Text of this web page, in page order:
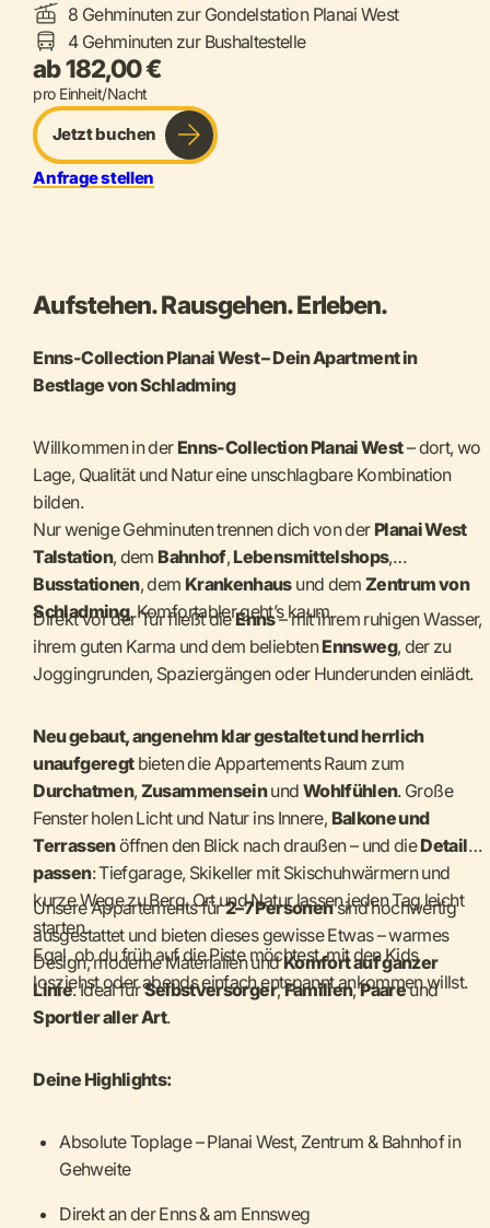
8 Gehminuten zur Gondelstation Planai West
4 Gehminuten zur Bushaltestelle
ab 182,00 €
pro Einheit/Nacht
Jetzt buchen
Anfrage stellen
Aufstehen. Rausgehen. Erleben.
Enns-Collection Planai West – Dein Apartment in
Bestlage von Schladming
Willkommen in der Enns-Collection Planai West– dort, wo
Lage, Qualität und Natur eine unschlagbare Kombination
bilden.
Nur wenige Gehminuten trennen dich von der Planai West
Talstation, dem Bahnhof, Lebensmittelshops,
Busstationen, dem Krankenhausund demZentrum von
Schladming. Komfortabler geht’s kaum.
Direkt vor der Tür fließt dieEnns– mit ihrem ruhigen Wasser,
ihrem guten Karma und dem beliebtenEnnsweg, der zu
Joggingrunden, Spaziergängen oder Hunderunden einlädt.
Neu gebaut, angenehm klar gestaltet und herrlich
unaufgeregtbieten die Appartements Raum zum
Durchatmen, Zusammenseinund Wohlfühlen. Große
Fenster holen Licht und Natur ins Innere, Balkone und
Terrassenöffnen den Blick nach draußen – und dieDetails
passen: Tiefgarage, Skikeller mit Skischuhwärmern und
kurze Wege zu Berg, Ort und Natur lassen jeden Tag leicht
starten.
Egal, ob du früh auf die Piste möchtest, mit den Kids
losziehst oder abends einfach entspannt ankommen willst.
Unsere Appartements für2–7 Personensind hochwertig
ausgestattet und bieten dieses gewisse Etwas – warmes
Design, moderne Materialien undKomfort auf ganzer
Linie. Ideal fürSelbstversorger,Familien,Paareund
Sportler aller Art.
Deine Highlights:
Absolute Toplage – Planai West, Zentrum & Bahnhof in
Gehweite
Direkt an der Enns & am Ennsweg